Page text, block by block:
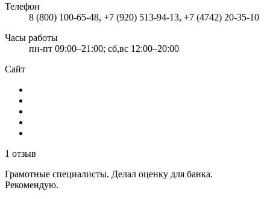
Телефон
8 (800) 100-65-48, +7 (920) 513-94-13, +7 (4742) 20-35-10
Часы работы
пн-пт 09:00–21:00; сб,вс 12:00–20:00
Сайт
1 отзыв
Грамотные специалисты. Делал оценку для банка.
Рекомендую.